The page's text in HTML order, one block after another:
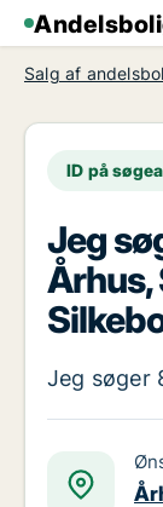
Salg af
ID på
Jeg
Århus,
Jeg søger